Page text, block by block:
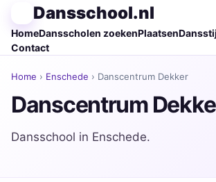
Dansschool.nl
HomeDansscholen zoekenPlaatsen
Contact
Home › Enschede › Danscentrum Dekker
Danscentrum
Dansschool in Enschede.